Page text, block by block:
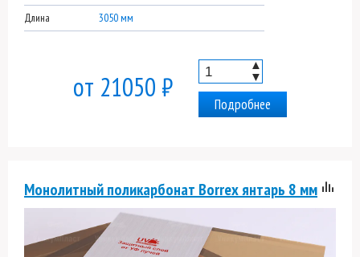
Длина
3050 мм
от 21050 ₽
▲
▼
Подробнее
Монолитный поликарбонат Borrex янтарь 8 мм